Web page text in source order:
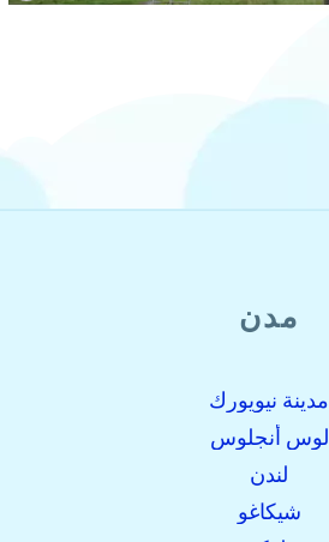
مدن
مدينة نيويورك
لوس أنجلوس
لندن
شيكاغو